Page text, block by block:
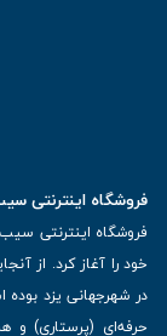
فروشگاه اینترنتی سیب
در شهرجهانی یزد
حرفه‌ای (پرستاری) و